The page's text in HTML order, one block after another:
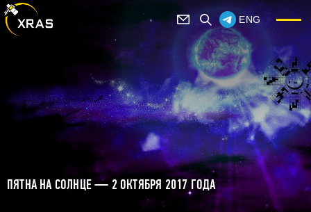
ENG
ПЯТНА НА СОЛНЦЕ — 2 ОКТЯБРЯ 2017 ГОДА